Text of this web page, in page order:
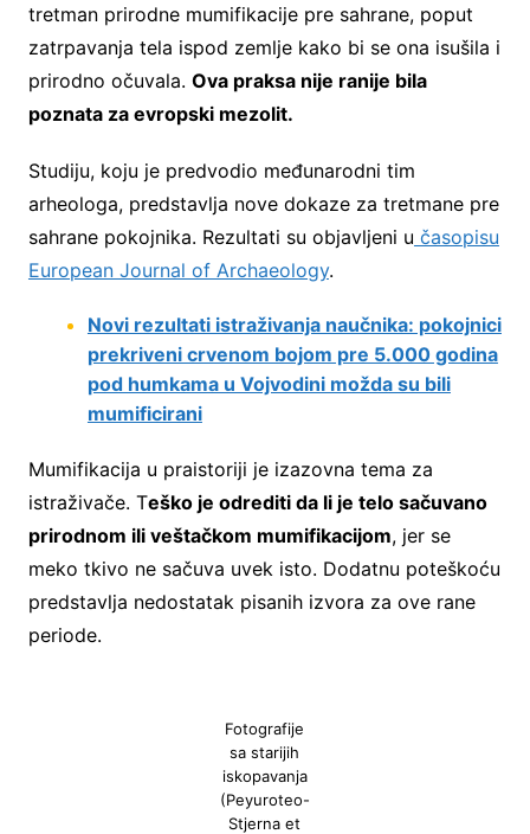
tretman prirodne mumifikacije pre sahrane, poput
zatrpavanja tela ispod zemlje kako bi se ona isušila i
prirodno očuvala. Ova praksa nije ranije bila
poznata za evropski mezolit.
Studiju, koju je predvodio međunarodni tim
arheologa, predstavlja nove dokaze za tretmane pre
sahrane pokojnika. Rezultati su objavljeni u časopisu
European Journal of Archaeology.
Novi rezultati istraživanja naučnika: pokojnici
prekriveni crvenom bojom pre 5.000 godina
pod humkama u Vojvodini možda su bili
mumificirani
Mumifikacija u praistoriji je izazovna tema za
istraživače. Teško je odrediti da li je telo sačuvano
prirodnom ili veštačkom mumifikacijom, jer se
meko tkivo ne sačuva uvek isto. Dodatnu poteškoću
predstavlja nedostatak pisanih izvora za ove rane
periode.
Fotografije
sa starijih
iskopavanja
(Peyuroteo-
Stjerna et